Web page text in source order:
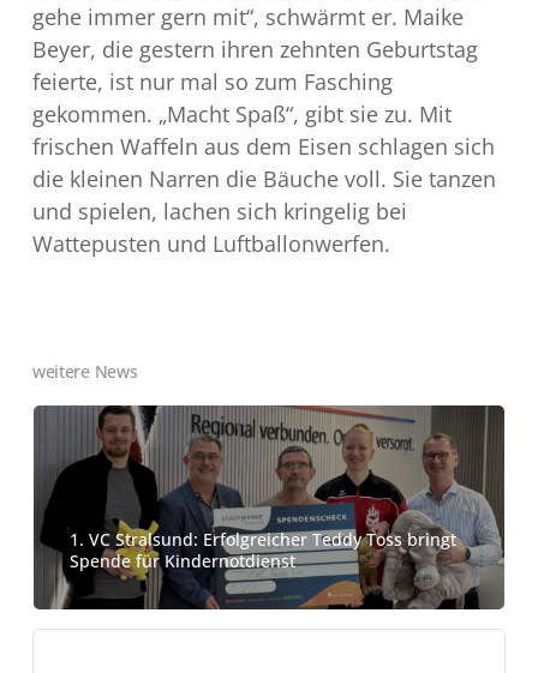
gehe immer gern mit“, schwärmt er. Maike
Beyer, die gestern ihren zehnten Geburtstag
feierte, ist nur mal so zum Fasching
gekommen. „Macht Spaß“, gibt sie zu. Mit
frischen Waffeln aus dem Eisen schlagen sich
die kleinen Narren die Bäuche voll. Sie tanzen
und spielen, lachen sich kringelig bei
Wattepusten und Luftballonwerfen.
weitere News
1. VC Stralsund: Erfolgreicher Teddy Toss bringt
Spende für Kindernotdienst